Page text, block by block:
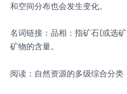
和空间分布也会发生变化。
名词链接：品相：指矿石(或选
矿物的含量。
阅读：自然资源的多级综合分类